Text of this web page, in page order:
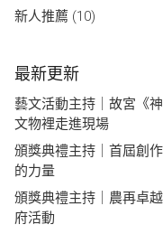
新人推薦 (10)
最新更新
藝文活動主持｜故宮《
文物裡走進現場
頒獎典禮主持｜首屆創
的力量
頒獎典禮主持｜農再卓
府活動